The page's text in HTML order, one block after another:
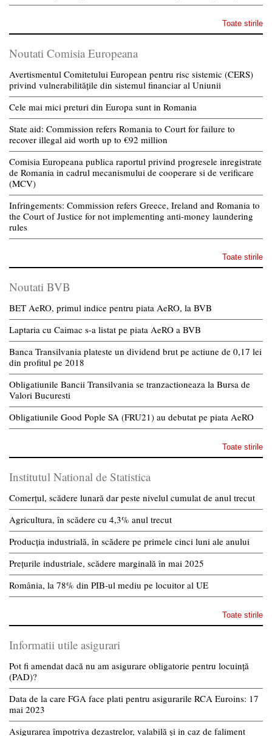
Toate stirile
Noutati Comisia Europeana
Avertismentul Comitetului European pentru risc sistemic (CERS)
privind vulnerabilitățile din sistemul financiar al Uniunii
Cele mai mici preturi din Europa sunt in Romania
State aid: Commission refers Romania to Court for failure to
recover illegal aid worth up to €92 million
Comisia Europeana publica raportul privind progresele inregistrate
de Romania in cadrul mecanismului de cooperare si de verificare
(MCV)
Infringements: Commission refers Greece, Ireland and Romania to
the Court of Justice for not implementing anti-money laundering
rules
Toate stirile
Noutati BVB
BET AeRO, primul indice pentru piata AeRO, la BVB
Laptaria cu Caimac s-a listat pe piata AeRO a BVB
Banca Transilvania plateste un dividend brut pe actiune de 0,17 lei
din profitul pe 2018
Obligatiunile Bancii Transilvania se tranzactioneaza la Bursa de
Valori Bucuresti
Obligatiunile Good Pople SA (FRU21) au debutat pe piata AeRO
Toate stirile
Institutul National de Statistica
Comerțul, scădere lunară dar peste nivelul cumulat de anul trecut
Agricultura, în scădere cu 4,3% anul trecut
Producția industrială, în scădere pe primele cinci luni ale anului
Prețurile industriale, scădere marginală în mai 2025
România, la 78% din PIB-ul mediu pe locuitor al UE
Toate stirile
Informatii utile asigurari
Pot fi amendat dacă nu am asigurare obligatorie pentru locuință
(PAD)?
Data de la care FGA face plati pentru asigurarile RCA Euroins: 17
mai 2023
Asigurarea împotriva dezastrelor, valabilă și in caz de faliment